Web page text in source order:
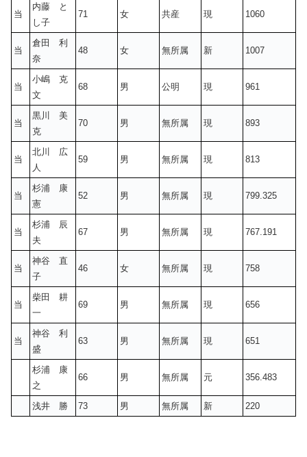
当
内藤 と
し子
71 女 共産 現 1060
当
倉田 利
奈
48 女 無所属 新 1007
当
小嶋 克
文
68 男 公明 現 961
当
黒川 美
克
70 男 無所属 現 893
当
北川 広
人
59 男 無所属 現 813
当
杉浦 康
憲
52 男 無所属 現 799.325
当
杉浦 辰
夫
67 男 無所属 現 767.191
当
神谷 直
子
46 女 無所属 現 758
当
柴田 耕
一
69 男 無所属 現 656
当
神谷 利
盛
63 男 無所属 現 651
杉浦 康
之
66 男 無所属 元 356.483
浅井 勝 73 男 無所属 新 220